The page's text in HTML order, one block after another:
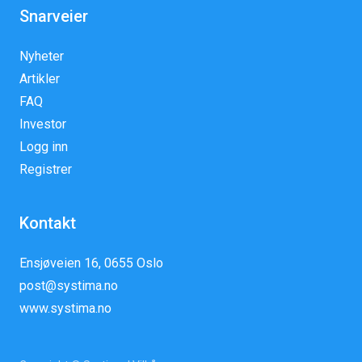
Snarveier
Nyheter
Artikler
FAQ
Investor
Logg inn
Registrer
Kontakt
Ensjøveien 16, 0655 Oslo
post@systima.no
www.systima.no